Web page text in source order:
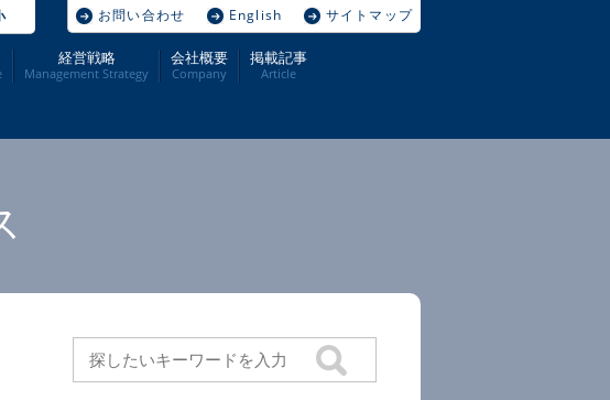
経営戦略
Management Strategy
会社概要
Company
掲載記事
Article
お問い合わせ English サイトマップ